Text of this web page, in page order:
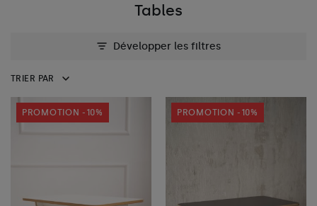
Tables
Développer les filtres
TRIER PAR
PROMOTION -10% PROMOTION -10%